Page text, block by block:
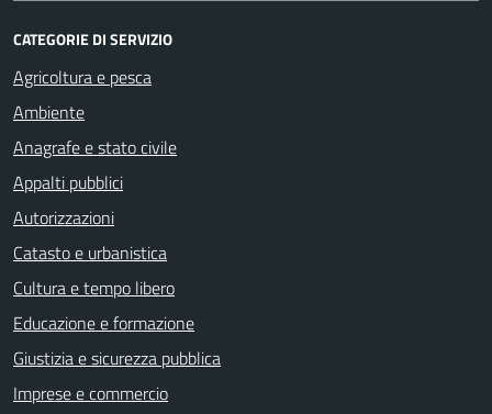
CATEGORIE DI SERVIZIO
Agricoltura e pesca
Ambiente
Anagrafe e stato civile
Appalti pubblici
Autorizzazioni
Catasto e urbanistica
Cultura e tempo libero
Educazione e formazione
Giustizia e sicurezza pubblica
Imprese e commercio